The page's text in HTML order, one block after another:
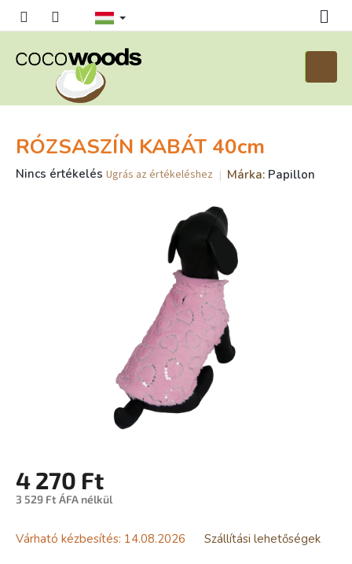
tartalomhoz
RÓZSASZÍN KABÁT 40cm
A
Nincs értékelés Ugrás az értékeléshez Márka: Papillon
4 270 Ft
3 529 Ft ÁFA nélkül
Várható kézbesítés: 14.08.2026 Szállítási lehetőségek